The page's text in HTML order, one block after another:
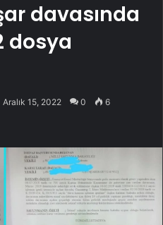
davasında
dosya
Aralık 15, 2022 0 6